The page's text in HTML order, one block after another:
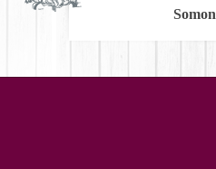
Somon